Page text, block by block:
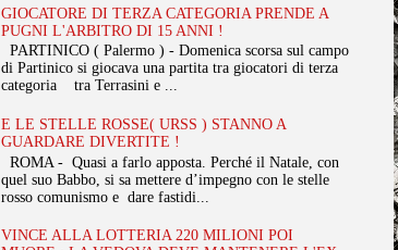
GIOCATORE DI TERZA CATEGORIA PRENDE A
PUGNI L'ARBITRO DI 15 ANNI !
PARTINICO ( Palermo ) - Domenica scorsa sul campo
di Partinico si giocava una partita tra giocatori di terza
categoria tra Terrasini e ...
E LE STELLE ROSSE( URSS ) STANNO A
GUARDARE DIVERTITE !
ROMA - Quasi a farlo apposta. Perché il Natale, con
quel suo Babbo, si sa mettere d’impegno con le stelle
rosso comunismo e dare fastidi...
VINCE ALLA LOTTERIA 220 MILIONI POI